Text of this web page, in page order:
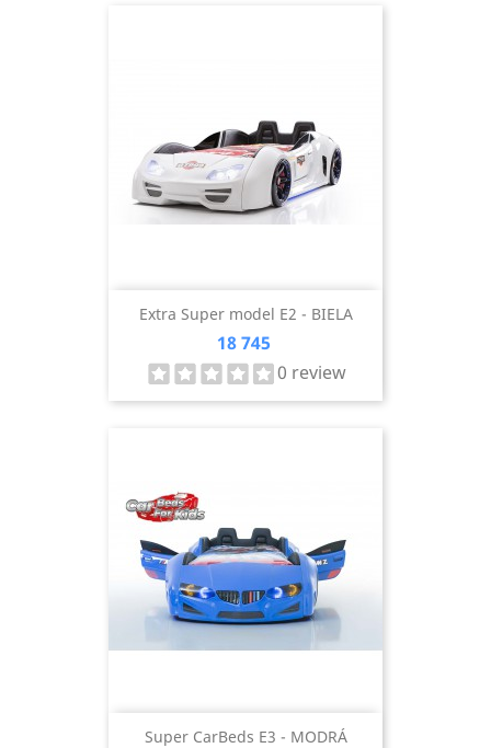
Extra Super model E2 - BIELA
Cena
18 745
0 review
Super CarBeds E3 - MODRÁ